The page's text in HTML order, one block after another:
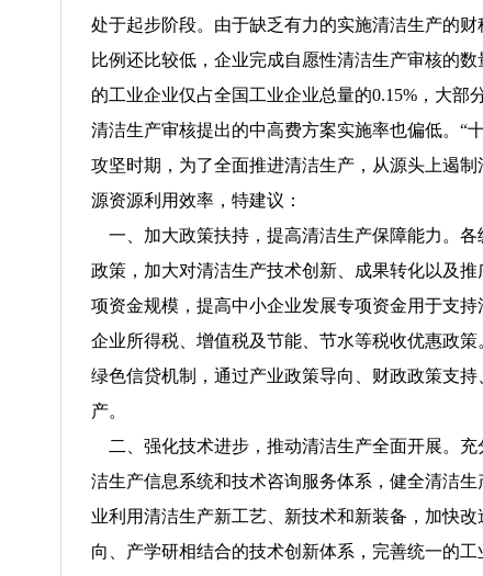
处于起步阶段。由于缺乏有力的实施清洁生产的
比例还比较低，企业完成自愿性清洁生产审核的
的工业企业仅占全国工业企业总量的0.15%，大部
清洁生产审核提出的中高费方案实施率也偏低。“
攻坚时期，为了全面推进清洁生产，从源头上遏
源资源利用效率，特建议：
一、加大政策扶持，提高清洁生产保障能力。
政策，加大对清洁生产技术创新、成果转化以及
项资金规模，提高中小企业发展专项资金用于支
企业所得税、增值税及节能、节水等税收优惠政
绿色信贷机制，通过产业政策导向、财政政策支
产。
二、强化技术进步，推动清洁生产全面开展。
洁生产信息系统和技术咨询服务体系，健全清洁
业利用清洁生产新工艺、新技术和新装备，加快
向、产学研相结合的技术创新体系，完善统一的